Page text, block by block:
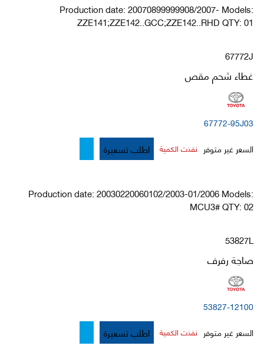
Production date: 20070899999908/2007- Models:
ZZE141;ZZE142..GCC;ZZE142..RHD QTY: 01
67772J
غطاء شحم مقص
67772-95J03
السعر غير متوفر نفذت الكمية اطلب تسعيرة
Production date: 20030220060102/2003-01/2006 Models:
MCU3# QTY: 02
53827L
صاجة رفرف
53827-12100
السعر غير متوفر نفذت الكمية اطلب تسعيرة